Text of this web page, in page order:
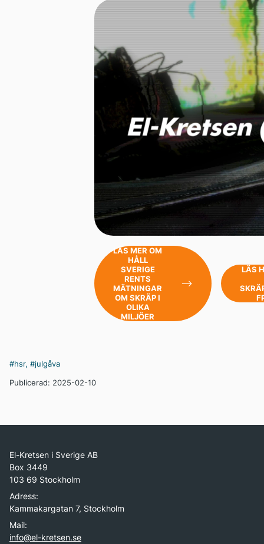
LÄS MER OM
HÅLL
SVERIGE
RENTS
MÄTNINGAR
OM SKRÄP I
OLIKA
MILJÖER
LÄS
#hsr, #julgåva
Publicerad: 2025-02-10
El-Kretsen i Sverige AB
Box 3449
103 69 Stockholm
Adress:
Kammakargatan 7, Stockholm
Mail:
info@el-kretsen.se